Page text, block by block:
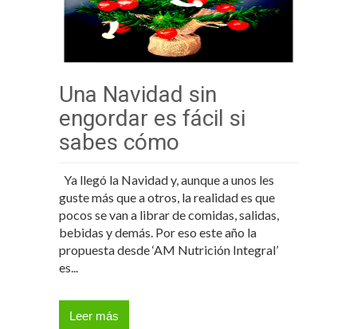
Una Navidad sin
engordar es fácil si
sabes cómo
Ya llegó la Navidad y, aunque a unos les
guste más que a otros, la realidad es que
pocos se van a librar de comidas, salidas,
bebidas y demás. Por eso este año la
propuesta desde ‘AM Nutrición Integral’
es...
Leer más